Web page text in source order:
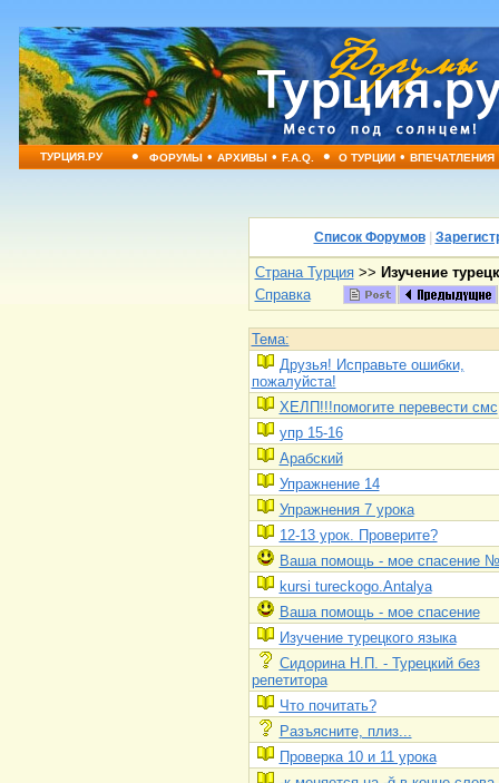
ТУРЦИЯ.РУ • ФОРУМЫ•АРХИВЫ•F.A.Q. • О ТУРЦИИ•ВПЕЧАТЛЕНИЯ
Список Форумов|
Страна Турция>> Изучение
Справка
Тема:
Друзья! Исправьте ошибки,
пожалуйста!
ХЕЛП!!!помогите перевести смс
упр 15-16
Арабский
Упражнение 14
Упражнения 7 урока
12-13 урок. Проверите?
Ваша помощь - мое спасение
kursi tureckogo.Antalya
Ваша помощь - мое спасение
Изучение турецкого языка
Сидорина Н.П. - Турецкий без
репетитора
Что почитать?
Разъясните, плиз...
Проверка 10 и 11 урока